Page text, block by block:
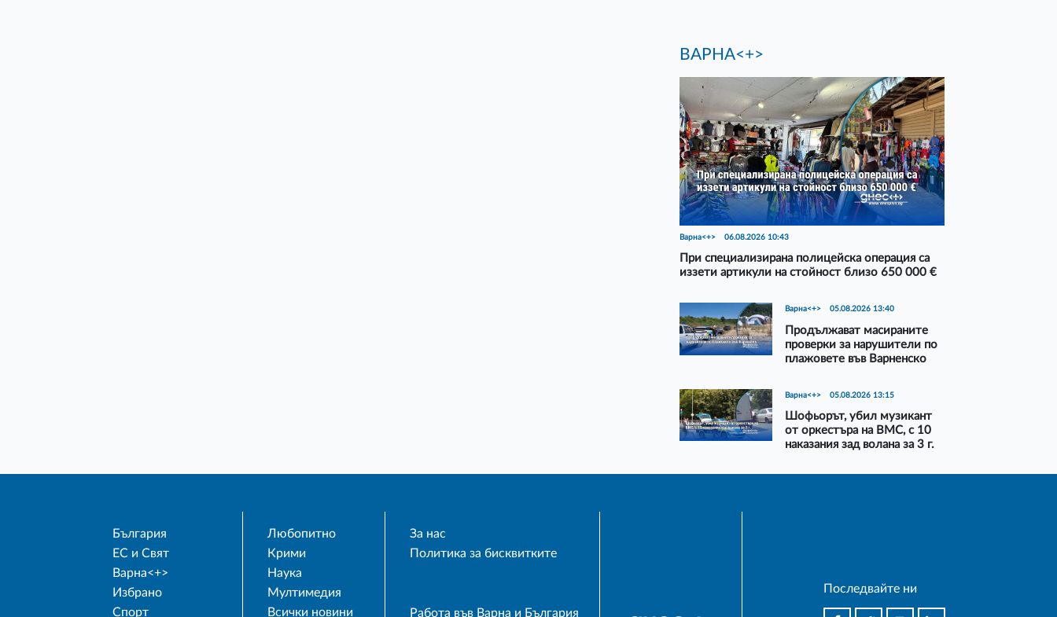
ВАРНА<+>
Варна<+> 06.08.2026 10:43
При специализирана полицейска операция са
иззети артикули на стойност близо 650 000 €
Варна<+> 05.08.2026 13:40
Продължават масираните
проверки за нарушители по
плажовете във Варненско
Варна<+> 05.08.2026 13:15
Шофьорът, убил музикант
от оркестъра на ВМС, с 10
наказания зад волана за 3 г.
България
ЕС и Свят
Варна<+>
Избрано
Спорт
Любопитно
Крими
Наука
Мултимедия
Всички новини
За нас
Политика за бисквитките
Работа във Варна и България
Последвайте ни